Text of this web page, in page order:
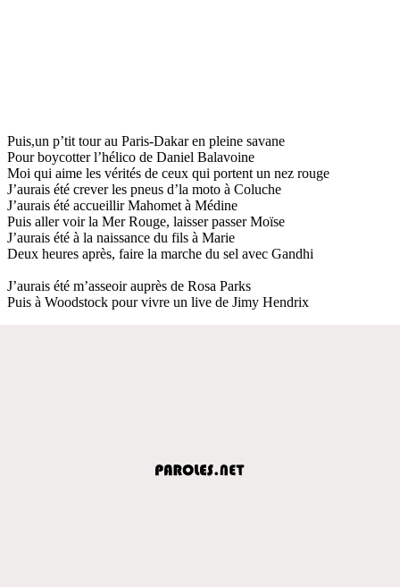
Puis,un p’tit tour au Paris-Dakar en pleine savane
Pour boycotter l’hélico de Daniel Balavoine
Moi qui aime les vérités de ceux qui portent un nez rouge
J’aurais été crever les pneus d’la moto à Coluche
J’aurais été accueillir Mahomet à Médine
Puis aller voir la Mer Rouge, laisser passer Moïse
J’aurais été à la naissance du fils à Marie
Deux heures après, faire la marche du sel avec Gandhi
J’aurais été m’asseoir auprès de Rosa Parks
Puis à Woodstock pour vivre un live de Jimy Hendrix